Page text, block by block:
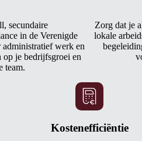
secundaire
in de Verenigde
werk en
je bedrijfsgroei en
team.
Zorg dat je
lokale
Kostenefficiëntie